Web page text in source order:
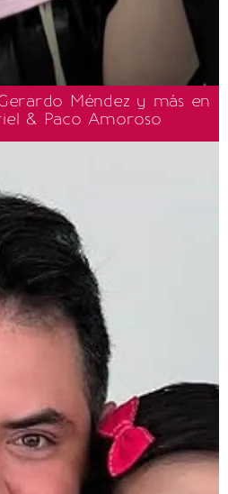
Méndez y más en
& Paco Amoroso